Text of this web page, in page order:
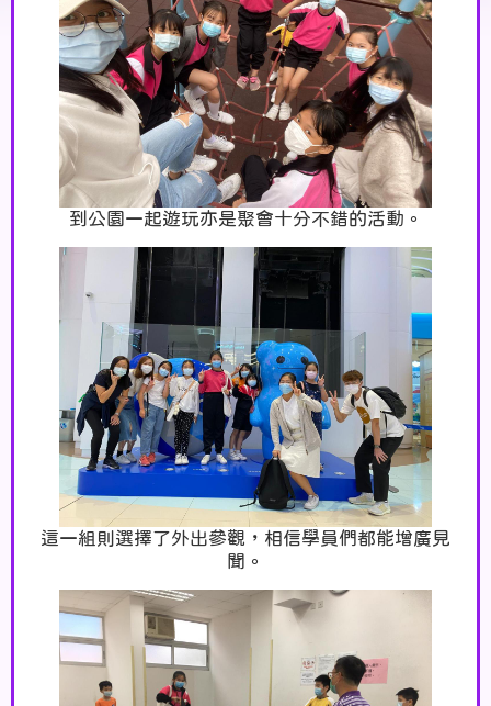
到公園一起遊玩亦是聚會十分不錯的活動。
這一組則選擇了外出參觀，相信學員們都能增廣見
聞。